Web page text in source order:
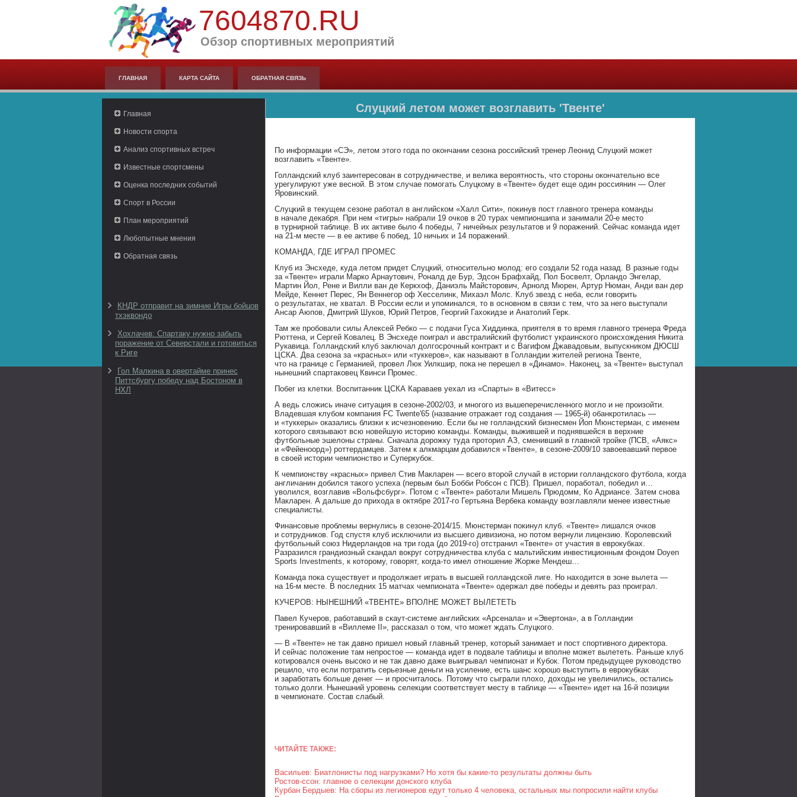
7604870.RU
Обзор спортивных мероприятий
ГЛАВНАЯ КАРТА САЙТА ОБРАТНАЯ СВЯЗЬ
Главная
Новости спорта
Анализ спортивных встреч
Известные спортсмены
Оценка последних событий
Спорт в России
План мероприятий
Любопытные мнения
Обратная связь
КНДР отправит на зимние Игры бойцов
тхэквондо
Хохлачев: Спартаку нужно забыть
поражение от Северстали и готовиться
к Риге
Гол Малкина в овертайме принес
Питтсбургу победу над Бостоном в
НХЛ
Слуцкий летом может возглавить 'Твенте'
По информации «СЭ», летом этого года по окончании сезона российский тренер Леонид Слуцкий может
возглавить «Твенте».
Голландский клуб заинтересован в сотрудничестве, и велика вероятность, что стороны окончательно все
урегулируют уже весной. В этом случае помогать Слуцкому в «Твенте» будет еще один россиянин — Олег
Яровинский.
Слуцкий в текущем сезоне работал в английском «Халл Сити», покинув пост главного тренера команды
в начале декабря. При нем «тигры» набрали 19 очков в 20 турах чемпионшипа и занимали 20-е место
в турнирной таблице. В их активе было 4 победы, 7 ничейных результатов и 9 поражений. Сейчас команда идет
на 21-м месте — в ее активе 6 побед, 10 ничьих и 14 поражений.
КОМАНДА, ГДЕ ИГРАЛ ПРОМЕС
Клуб из Энсхеде, куда летом придет Слуцкий, относительно молод: его создали 52 года назад. В разные годы
за «Твенте» играли Марко Арнаутович, Роналд де Бур, Эдсон Брафхайд, Пол Босвелт, Орландо Энгелар,
Мартин Йол, Рене и Вилли ван де Керкхоф, Даниэль Майсторович, Арнолд Мюрен, Артур Нюман, Анди ван дер
Мейде, Кеннет Перес, Ян Веннегор оф Хесселинк, Михаэл Молс. Клуб звезд с неба, если говорить
о результатах, не хватал. В России если и упоминался, то в основном в связи с тем, что за него выступали
Ансар Аюпов, Дмитрий Шуков, Юрий Петров, Георгий Гахокидзе и Анатолий Герк.
Там же пробовали силы Алексей Ребко — с подачи Гуса Хиддинка, приятеля в то время главного тренера Фреда
Рюттена, и Сергей Ковалец. В Энсхеде поиграл и австралийский футболист украинского происхождения Никита
Рукавица. Голландский клуб заключал долгосрочный контракт и с Вагифом Джавадовым, выпускником ДЮСШ
ЦСКА. Два сезона за «красных» или «туккеров», как называют в Голландии жителей региона Твенте,
что на границе с Германией, провел Люк Уилкшир, пока не перешел в «Динамо». Наконец, за «Твенте» выступал
нынешний спартаковец Квинси Промес.
Побег из клетки. Воспитанник ЦСКА Караваев уехал из «Спарты» в «Витесс»
А ведь сложись иначе ситуация в сезоне-2002/03, и многого из вышеперечисленного могло и не произойти.
Владевшая клубом компания FC Twente'65 (название отражает год создания — 1965-й) обанкротилась —
и «туккеры» оказались близки к исчезновению. Если бы не голландский бизнесмен Йоп Мюнстерман, с именем
которого связывают всю новейшую историю команды. Команды, выжившей и поднявшейся в верхние
футбольные эшелоны страны. Сначала дорожку туда проторил АЗ, сменивший в главной тройке (ПСВ, «Аякс»
и «Фейеноорд») роттердамцев. Затем к алкмарцам добавился «Твенте», в сезоне-2009/10 завоевавший первое
в своей истории чемпионство и Суперкубок.
К чемпионству «красных» привел Стив Макларен — всего второй случай в истории голландского футбола, когда
англичанин добился такого успеха (первым был Бобби Робсон с ПСВ). Пришел, поработал, победил и…
уволился, возглавив «Вольфсбург». Потом с «Твенте» работали Мишель Прюдомм, Ко Адриансе. Затем снова
Макларен. А дальше до прихода в октябре 2017-го Гертьяна Вербека команду возглавляли менее известные
специалисты.
Финансовые проблемы вернулись в сезоне-2014/15. Мюнстерман покинул клуб. «Твенте» лишался очков
и сотрудников. Год спустя клуб исключили из высшего дивизиона, но потом вернули лицензию. Королевский
футбольный союз Нидерландов на три года (до 2019-го) отстранил «Твенте» от участия в еврокубках.
Разразился грандиозный скандал вокруг сотрудничества клуба с мальтийским инвестиционным фондом Doyen
Sports Investments, к которому, говорят, когда-то имел отношение Жорже Мендеш…
Команда пока существует и продолжает играть в высшей голландской лиге. Но находится в зоне вылета —
на 16-м месте. В последних 15 матчах чемпионата «Твенте» одержал две победы и девять раз проиграл.
КУЧЕРОВ: НЫНЕШНИЙ «ТВЕНТЕ» ВПОЛНЕ МОЖЕТ ВЫЛЕТЕТЬ
Павел Кучеров, работавший в скаут-системе английских «Арсенала» и «Эвертона», а в Голландии
тренировавший в «Виллеме II», рассказал о том, что может ждать Слуцкого.
— В «Твенте» не так давно пришел новый главный тренер, который занимает и пост спортивного директора.
И сейчас положение там непростое — команда идет в подвале таблицы и вполне может вылететь. Раньше клуб
котировался очень высоко и не так давно даже выигрывал чемпионат и Кубок. Потом предыдущее руководство
решило, что если потратить серьезные деньги на усиление, есть шанс хорошо выступить в еврокубках
и заработать больше денег — и просчиталось. Потому что сыграли плохо, доходы не увеличились, остались
только долги. Нынешний уровень селекции соответствует месту в таблице — «Твенте» идет на 16-й позиции
в чемпионате. Состав слабый.
ЧИТАЙТЕ ТАКЖЕ:
Васильев: Биатлонисты под нагрузками? Но хотя бы какие-то результаты должны быть
Ростов-ссон: главное о селекции донского клуба
Курбан Бердыев: На сборы из легионеров едут только 4 человека, остальных мы попросили найти клубы